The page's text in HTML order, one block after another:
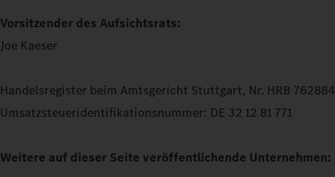
Vorsitzender des Aufsichtsrats:
Joe Kaeser
Handelsregister beim Amtsgericht Stuttgart, Nr. HRB 762884
Umsatzsteueridentifikationsnummer: DE 32 12 81 771
Weitere auf dieser Seite veröffentlichende Unternehmen: